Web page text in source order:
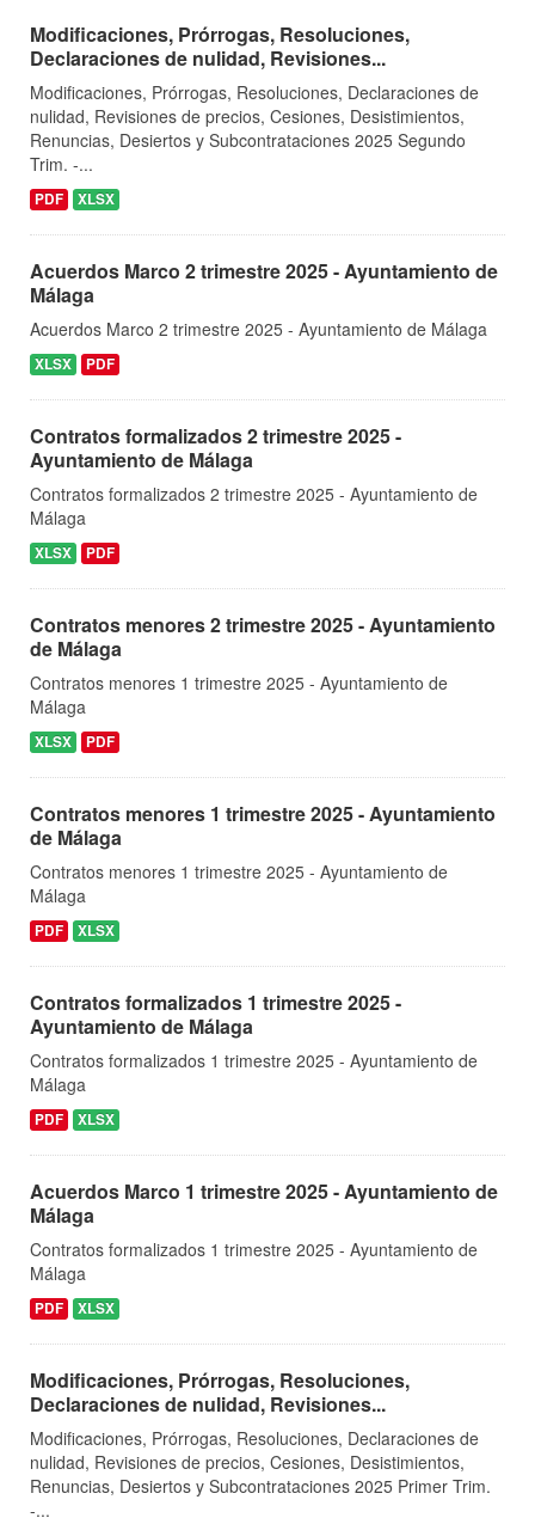
Modificaciones, Prórrogas, Resoluciones,
Declaraciones de nulidad, Revisiones...
Modificaciones, Prórrogas, Resoluciones, Declaraciones de
nulidad, Revisiones de precios, Cesiones, Desistimientos,
Renuncias, Desiertos y Subcontrataciones 2025 Segundo
Trim. -...
PDF XLSX
Acuerdos Marco 2 trimestre 2025 - Ayuntamiento de
Málaga
Acuerdos Marco 2 trimestre 2025 - Ayuntamiento de Málaga
XLSX PDF
Contratos formalizados 2 trimestre 2025 -
Ayuntamiento de Málaga
Contratos formalizados 2 trimestre 2025 - Ayuntamiento de
Málaga
XLSX PDF
Contratos menores 2 trimestre 2025 - Ayuntamiento
de Málaga
Contratos menores 1 trimestre 2025 - Ayuntamiento de
Málaga
XLSX PDF
Contratos menores 1 trimestre 2025 - Ayuntamiento
de Málaga
Contratos menores 1 trimestre 2025 - Ayuntamiento de
Málaga
PDF XLSX
Contratos formalizados 1 trimestre 2025 -
Ayuntamiento de Málaga
Contratos formalizados 1 trimestre 2025 - Ayuntamiento de
Málaga
PDF XLSX
Acuerdos Marco 1 trimestre 2025 - Ayuntamiento de
Málaga
Contratos formalizados 1 trimestre 2025 - Ayuntamiento de
Málaga
PDF XLSX
Modificaciones, Prórrogas, Resoluciones,
Declaraciones de nulidad, Revisiones...
Modificaciones, Prórrogas, Resoluciones, Declaraciones de
nulidad, Revisiones de precios, Cesiones, Desistimientos,
Renuncias, Desiertos y Subcontrataciones 2025 Primer Trim.
-...